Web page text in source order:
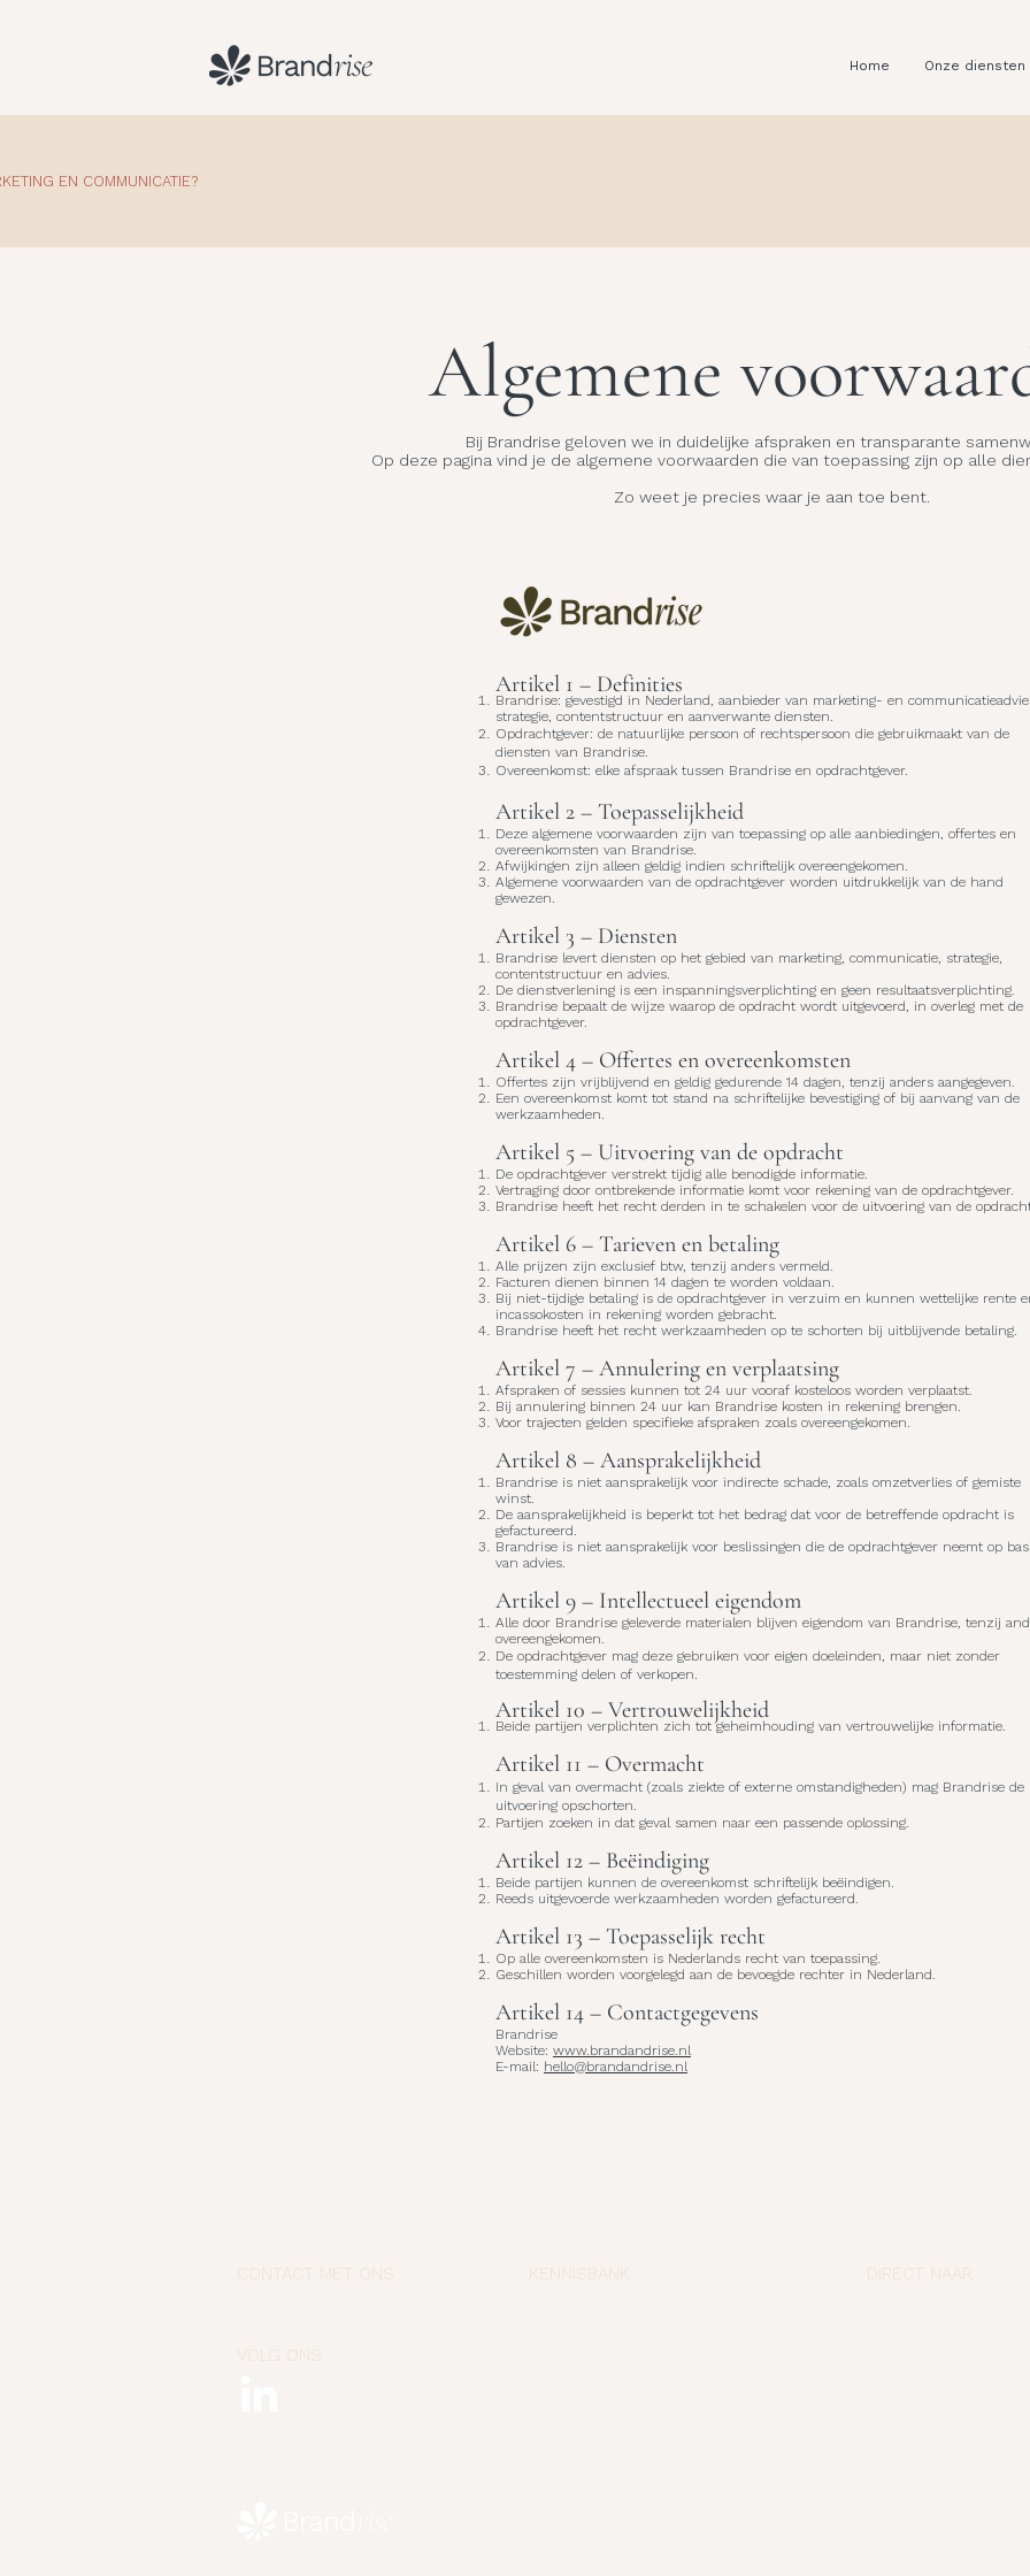
Home Onze diensten
EN COMMUNICATIE?
Algemene
Bij Brandrise geloven we in duidelijke afspraken en transparante
Op deze pagina vind je de algemene voorwaarden die van toepassing zijn op alle
Zo weet je precies waar je aan toe bent.
Artikel 1 – Definities
Brandrise: gevestigd in Nederland, aanbieder van marketing- en
strategie, contentstructuur en aanverwante diensten.
Opdrachtgever: de natuurlijke persoon of rechtspersoon die gebruikmaakt van de
diensten van Brandrise.
Overeenkomst: elke afspraak tussen Brandrise en opdrachtgever.
Artikel 2 – Toepasselijkheid
Deze algemene voorwaarden zijn van toepassing op alle aanbiedingen, offertes en
overeenkomsten van Brandrise.
Afwijkingen zijn alleen geldig indien schriftelijk overeengekomen.
Algemene voorwaarden van de opdrachtgever worden uitdrukkelijk van de hand
gewezen.
Artikel 3 – Diensten
Brandrise levert diensten op het gebied van marketing, communicatie, strategie,
contentstructuur en advies.
De dienstverlening is een inspanningsverplichting en geen resultaatsverplichting.
Brandrise bepaalt de wijze waarop de opdracht wordt uitgevoerd, in overleg met de
opdrachtgever.
Artikel 4 – Offertes en overeenkomsten
Offertes zijn vrijblijvend en geldig gedurende 14 dagen, tenzij anders aangegeven.
Een overeenkomst komt tot stand na schriftelijke bevestiging of bij aanvang van de
werkzaamheden.
Artikel 5 – Uitvoering van de opdracht
De opdrachtgever verstrekt tijdig alle benodigde informatie.
Vertraging door ontbrekende informatie komt voor rekening van de opdrachtgever.
Brandrise heeft het recht derden in te schakelen voor de uitvoering van de
Artikel 6 – Tarieven en betaling
Alle prijzen zijn exclusief btw, tenzij anders vermeld.
Facturen dienen binnen 14 dagen te worden voldaan.
Bij niet-tijdige betaling is de opdrachtgever in verzuim en kunnen wettelijke rente
incassokosten in rekening worden gebracht.
Brandrise heeft het recht werkzaamheden op te schorten bij uitblijvende betaling.
Artikel 7 – Annulering en verplaatsing
Afspraken of sessies kunnen tot 24 uur vooraf kosteloos worden verplaatst.
Bij annulering binnen 24 uur kan Brandrise kosten in rekening brengen.
Voor trajecten gelden specifieke afspraken zoals overeengekomen.
Artikel 8 – Aansprakelijkheid
Brandrise is niet aansprakelijk voor indirecte schade, zoals omzetverlies of gemiste
winst.
De aansprakelijkheid is beperkt tot het bedrag dat voor de betreffende opdracht is
gefactureerd.
Brandrise is niet aansprakelijk voor beslissingen die de opdrachtgever neemt op
van advies.
Artikel 9 – Intellectueel eigendom
Alle door Brandrise geleverde materialen blijven eigendom van Brandrise, tenzij
overeengekomen.
De opdrachtgever mag deze gebruiken voor eigen doeleinden, maar niet zonder
toestemming delen of verkopen.
Artikel 10 – Vertrouwelijkheid
Beide partijen verplichten zich tot geheimhouding van vertrouwelijke informatie.
Artikel 11 – Overmacht
In geval van overmacht (zoals ziekte of externe omstandigheden) mag Brandrise de
uitvoering opschorten.
Partijen zoeken in dat geval samen naar een passende oplossing.
Artikel 12 – Beëindiging
Beide partijen kunnen de overeenkomst schriftelijk beëindigen.
Reeds uitgevoerde werkzaamheden worden gefactureerd.
Artikel 13 – Toepasselijk recht
Op alle overeenkomsten is Nederlands recht van toepassing.
Geschillen worden voorgelegd aan de bevoegde rechter in Nederland.
Artikel 14 – Contactgegevens
Brandrise
Website: www.brandandrise.nl
E-mail: hello@brandandrise.nl
CONTACT MET ONS KENNISBANK DIRECT NAAR
VOLG ONS